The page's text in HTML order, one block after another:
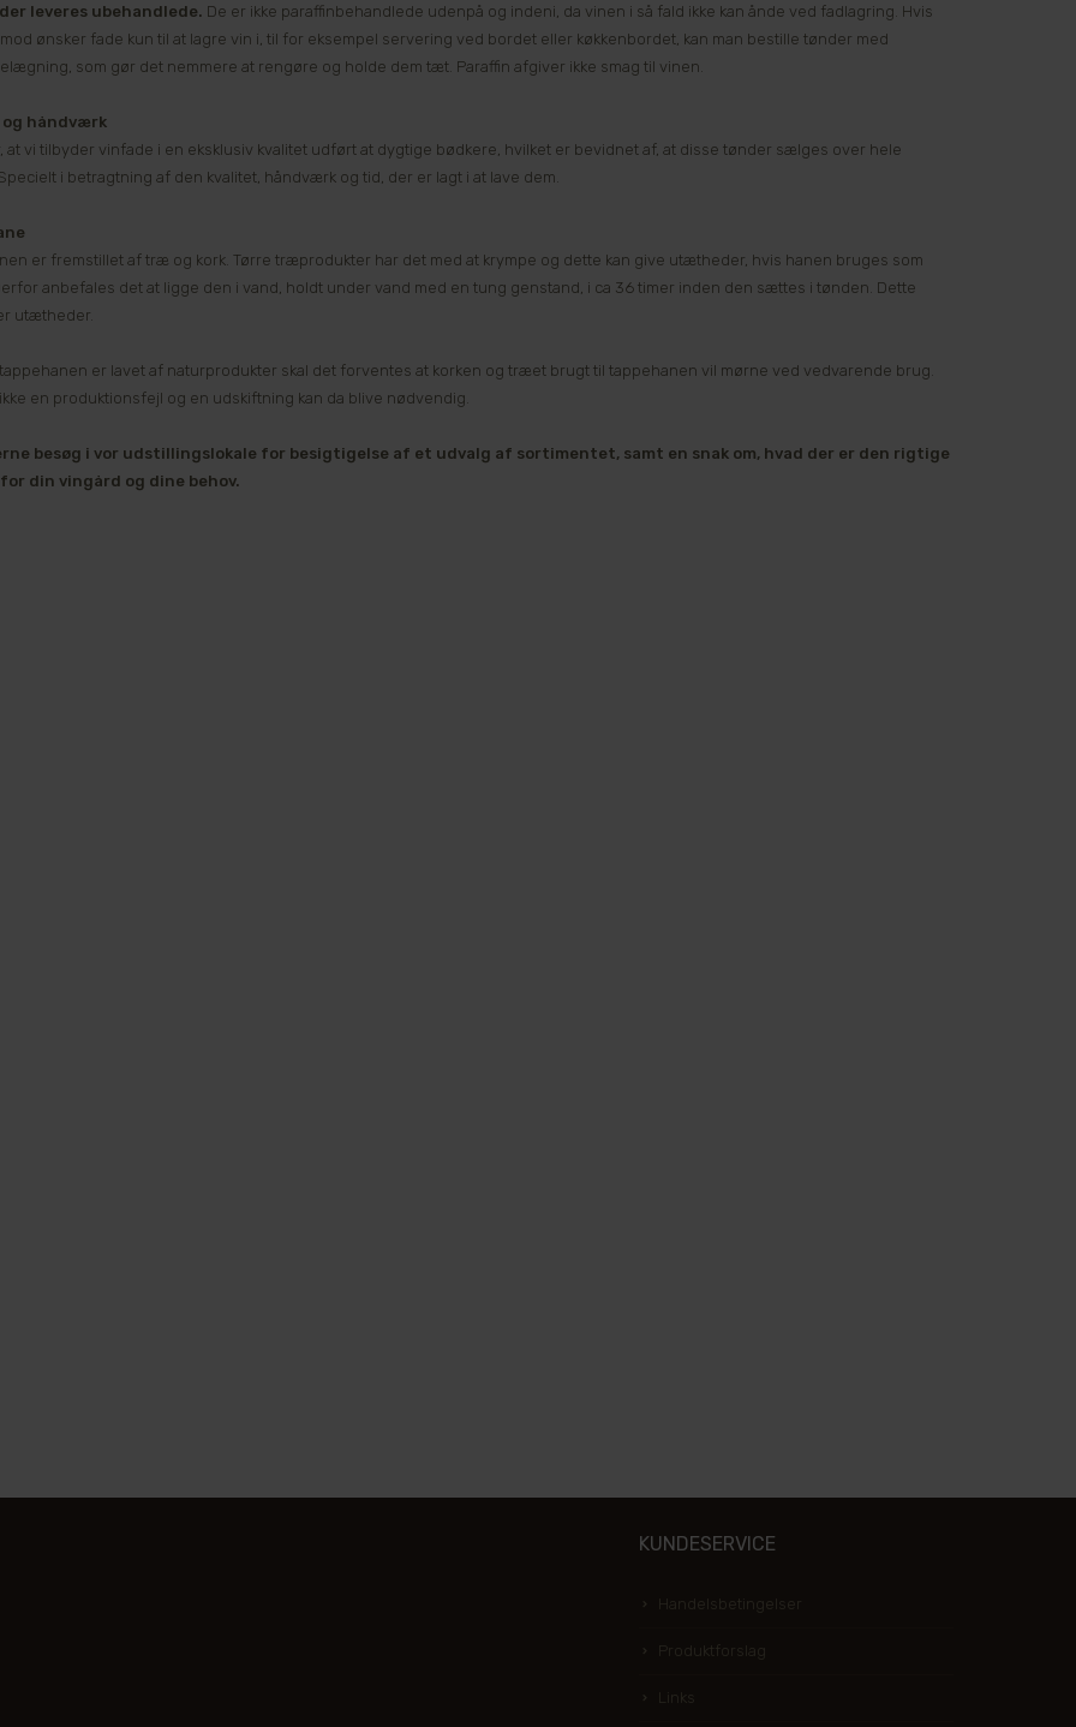
leveres ubehandlede. De er ikke paraffinbehandlede udenpå og indeni, da vinen i så fald ikke kan ånde ved fadlagring. Hvis
ønsker fade kun til at lagre vin i, til for eksempel servering ved bordet eller køkkenbordet, kan man bestille tønder med
som gør det nemmere at rengøre og holde dem tæt. Paraffin afgiver ikke smag til vinen.
håndværk
at vi tilbyder vinfade i en eksklusiv kvalitet udført at dygtige bødkere, hvilket er bevidnet af, at disse tønder sælges over hele
i betragtning af den kvalitet, håndværk og tid, der er lagt i at lave dem.
er fremstillet af træ og kork. Tørre træprodukter har det med at krympe og dette kan give utætheder, hvis hanen bruges som
anbefales det at ligge den i vand, holdt under vand med en tung genstand, i ca 36 timer inden den sættes i tønden. Dette
utætheder.
tappehanen er lavet af naturprodukter skal det forventes at korken og træet brugt til tappehanen vil mørne ved vedvarende brug.
en produktionsfejl og en udskiftning kan da blive nødvendig.
besøg i vor udstillingslokale for besigtigelse af et udvalg af sortimentet, samt en snak om, hvad der er den rigtige
din vingård og dine behov.
KUNDESERVICE
Handelsbetingelser
Produktforslag